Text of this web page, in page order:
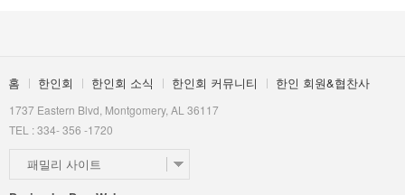
홈 한인회 한인회 소식 한인회 커뮤니티 한인 회원&협찬사
1737 Eastern Blvd, Montgomery, AL 36117
TEL : 334- 356 -1720
패밀리 사이트